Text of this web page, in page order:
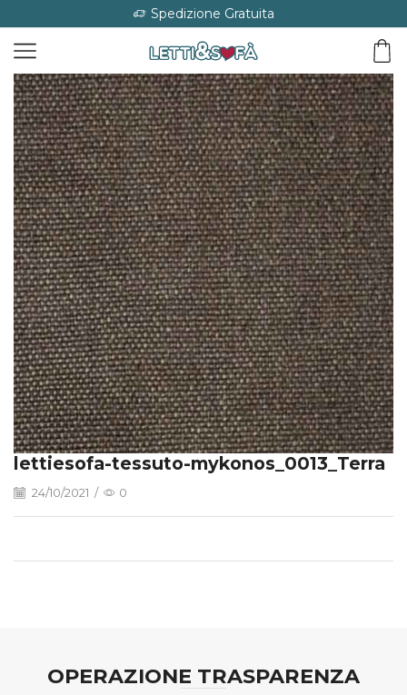
Spedizione Gratuita
lettiesofa-tessuto-mykonos_0013_Terra
24/10/2021 / 0
OPERAZIONE TRASPARENZA